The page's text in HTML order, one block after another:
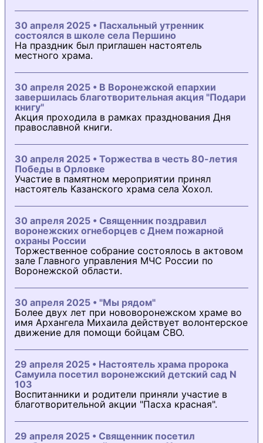
30 апреля 2025 • Пасхальный утренник
состоялся в школе села Першино
На праздник был приглашен настоятель
местного храма.
30 апреля 2025 • В Воронежской епархии
завершилась благотворительная акция "Подари
книгу"
Акция проходила в рамках празднования Дня
православной книги.
30 апреля 2025 • Торжества в честь 80-летия
Победы в Орловке
Участие в памятном мероприятии принял
настоятель Казанского храма села Хохол.
30 апреля 2025 • Священник поздравил
воронежских огнеборцев с Днем пожарной
охраны России
Торжественное собрание состоялось в актовом
зале Главного управления МЧС России по
Воронежской области.
30 апреля 2025 • "Мы рядом"
Более двух лет при нововоронежском храме во
имя Архангела Михаила действует волонтерское
движение для помощи бойцам СВО.
29 апреля 2025 • Настоятель храма пророка
Самуила посетил воронежский детский сад N
103
Воспитанники и родители приняли участие в
благотворительной акции "Пасха красная".
29 апреля 2025 • Священник посетил